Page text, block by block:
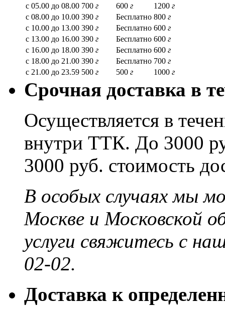
с 05.00 до 08.00 700 г 600 г 1200 г
с 08.00 до 10.00 390 г Бесплатно 800 г
с 10.00 до 13.00 390 г Бесплатно 600 г
с 13.00 до 16.00 390 г Бесплатно 600 г
с 16.00 до 18.00 390 г Бесплатно 600 г
с 18.00 до 21.00 390 г Бесплатно 700 г
с 21.00 до 23.59 500 г 500 г 1000 г
Срочная доставка в
Осуществляется в
внутри ТТК. До 3000
3000 руб. стоимость
В особых случаях мы
Москве и Московской
услуги свяжитесь с
02-02.
Доставка к